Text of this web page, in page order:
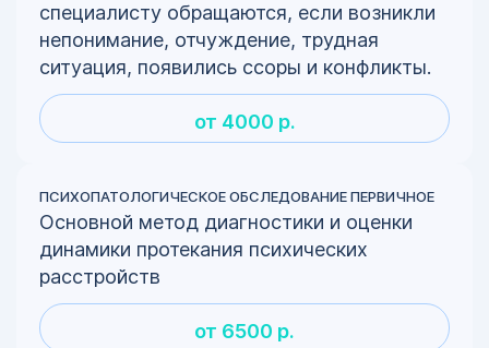
специалисту обращаются, если возникли
непонимание, отчуждение, трудная
ситуация, появились ссоры и конфликты.
от 4000 р.
ПСИХОПАТОЛОГИЧЕСКОЕ ОБСЛЕДОВАНИЕ ПЕРВИЧНОЕ
Основной метод диагностики и оценки
динамики протекания психических
расстройств
от 6500 р.